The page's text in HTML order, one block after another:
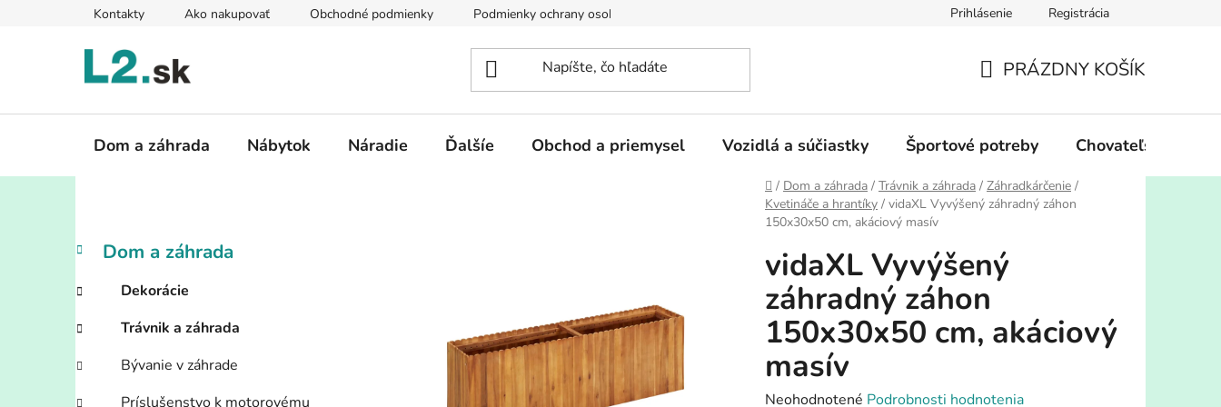
Kontakty Ako nakupovať Obchodné podmienky Podmienky ochrany osobných údajov Prihlásenie Registrácia
KOŠÍK
PRÁZDNY KOŠÍK
Dom a záhrada Nábytok Náradie Ďalšíe Obchod a priemysel Vozidlá a súčiastky Športové potreby Chovateľské
Domov
/ Dom a záhrada / Trávnik a záhrada / Záhradkárčenie /
Kvetináče a hrantíky / vidaXL Vyvýšený záhradný záhon
150x30x50 cm, akáciový masív
B
č
ý
p
Preskočiť
kategórie
K
a
e
g
ó
r
e
Dom a záhrada
Dekorácie
Trávnik a záhrada
Bývanie v záhrade
Príslušenstvo k motorovému
vidaXL Vyvýšený
záhradný záhon
150x30x50 cm, akáciový
masív
Priemerné
Neohodnotené Podrobnosti hodnotenia